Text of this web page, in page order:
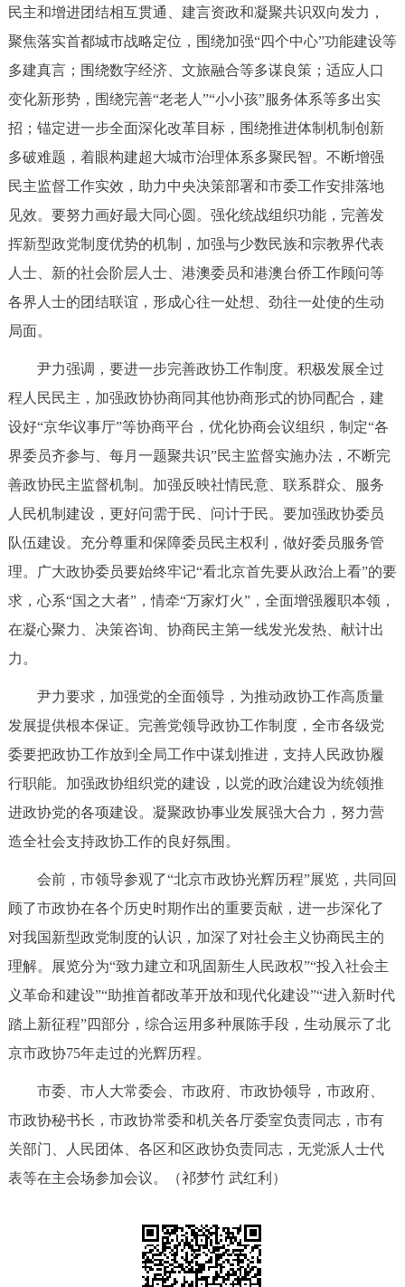
回到顶部
民主和增进团结相互贯通、建言资政和凝聚共识双向发力，
聚焦落实首都城市战略定位，围绕加强“四个中心”功能建设等
多建真言；围绕数字经济、文旅融合等多谋良策；适应人口
变化新形势，围绕完善“老老人”“小小孩”服务体系等多出实
招；锚定进一步全面深化改革目标，围绕推进体制机制创新
多破难题，着眼构建超大城市治理体系多聚民智。不断增强
民主监督工作实效，助力中央决策部署和市委工作安排落地
见效。要努力画好最大同心圆。强化统战组织功能，完善发
挥新型政党制度优势的机制，加强与少数民族和宗教界代表
人士、新的社会阶层人士、港澳委员和港澳台侨工作顾问等
各界人士的团结联谊，形成心往一处想、劲往一处使的生动
局面。
尹力强调，要进一步完善政协工作制度。积极发展全过
程人民民主，加强政协协商同其他协商形式的协同配合，建
设好“京华议事厅”等协商平台，优化协商会议组织，制定“各
界委员齐参与、每月一题聚共识”民主监督实施办法，不断完
善政协民主监督机制。加强反映社情民意、联系群众、服务
人民机制建设，更好问需于民、问计于民。要加强政协委员
队伍建设。充分尊重和保障委员民主权利，做好委员服务管
理。广大政协委员要始终牢记“看北京首先要从政治上看”的要
求，心系“国之大者”，情牵“万家灯火”，全面增强履职本领，
在凝心聚力、决策咨询、协商民主第一线发光发热、献计出
力。
尹力要求，加强党的全面领导，为推动政协工作高质量
发展提供根本保证。完善党领导政协工作制度，全市各级党
委要把政协工作放到全局工作中谋划推进，支持人民政协履
行职能。加强政协组织党的建设，以党的政治建设为统领推
进政协党的各项建设。凝聚政协事业发展强大合力，努力营
造全社会支持政协工作的良好氛围。
会前，市领导参观了“北京市政协光辉历程”展览，共同回
顾了市政协在各个历史时期作出的重要贡献，进一步深化了
对我国新型政党制度的认识，加深了对社会主义协商民主的
理解。展览分为“致力建立和巩固新生人民政权”“投入社会主
义革命和建设”“助推首都改革开放和现代化建设”“进入新时代
踏上新征程”四部分，综合运用多种展陈手段，生动展示了北
京市政协75年走过的光辉历程。
市委、市人大常委会、市政府、市政协领导，市政府、
市政协秘书长，市政协常委和机关各厅委室负责同志，市有
关部门、人民团体、各区和区政协负责同志，无党派人士代
表等在主会场参加会议。（祁梦竹 武红利）